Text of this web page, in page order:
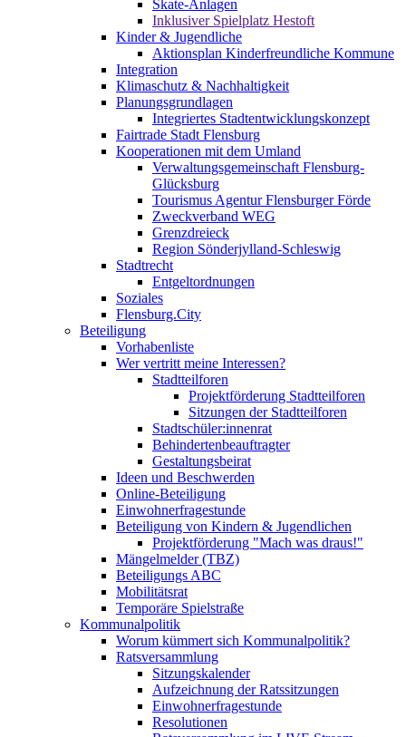
Skate-Anlagen
Inklusiver Spielplatz Hestoft
Kinder & Jugendliche
Aktionsplan Kinderfreundliche Kommune
Integration
Klimaschutz & Nachhaltigkeit
Planungsgrundlagen
Integriertes Stadtentwicklungskonzept
Fairtrade Stadt Flensburg
Kooperationen mit dem Umland
Verwaltungsgemeinschaft Flensburg-
Glücksburg
Tourismus Agentur Flensburger Förde
Zweckverband WEG
Grenzdreieck
Region Sönderjylland-Schleswig
Stadtrecht
Entgeltordnungen
Soziales
Flensburg.City
Beteiligung
Vorhabenliste
Wer vertritt meine Interessen?
Stadtteilforen
Projektförderung Stadtteilforen
Sitzungen der Stadtteilforen
Stadtschüler:innenrat
Behindertenbeauftragter
Gestaltungsbeirat
Ideen und Beschwerden
Online-Beteiligung
Einwohnerfragestunde
Beteiligung von Kindern & Jugendlichen
Projektförderung "Mach was draus!"
Mängelmelder (TBZ)
Beteiligungs ABC
Mobilitätsrat
Temporäre Spielstraße
Kommunalpolitik
Worum kümmert sich Kommunalpolitik?
Ratsversammlung
Sitzungskalender
Aufzeichnung der Ratssitzungen
Einwohnerfragestunde
Resolutionen